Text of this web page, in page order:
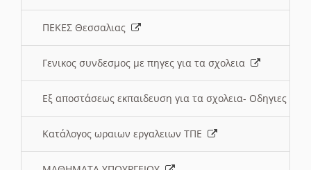
ΠΕΚΕΣ Θεσσαλιας
Γενικος συνδεσμος με πηγες για τα σχολεια
Εξ αποστάσεως εκπαιδευση για τα σχολεια- Οδηγιες
Κατάλογος ωραιων εργαλειων ΤΠΕ